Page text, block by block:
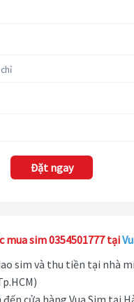
Đặt ngay
mua sim 0354501777 tại
sim và thu tiền tại nhà